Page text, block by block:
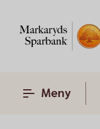
Meny